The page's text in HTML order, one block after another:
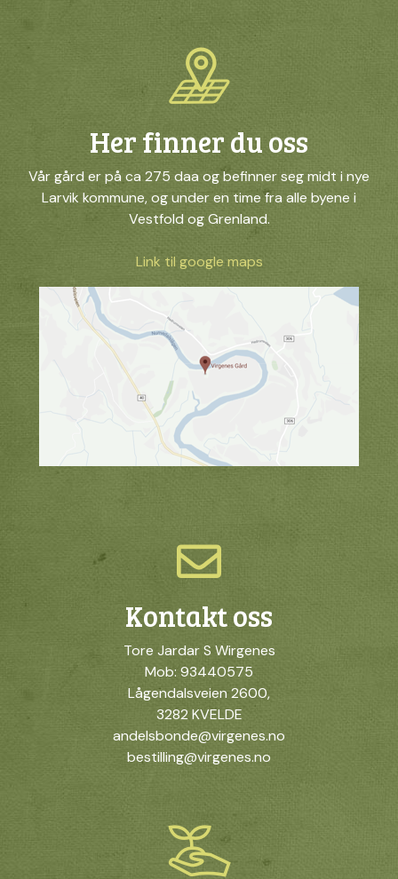
Her finner du oss
Vår gård er på ca 275 daa og befinner seg midt i nye
Larvik kommune, og under en time fra alle byene i
Vestfold og Grenland.
Link til google maps
Kontakt oss
Tore Jardar S Wirgenes
Mob: 93440575
Lågendalsveien 2600,
3282 KVELDE
andelsbonde@virgenes.no
bestilling@virgenes.no